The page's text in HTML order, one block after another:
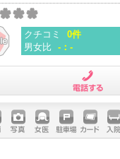
クチコミ
0件
男女比 -：-
写真 女医 駐車場
クレジッ
入院